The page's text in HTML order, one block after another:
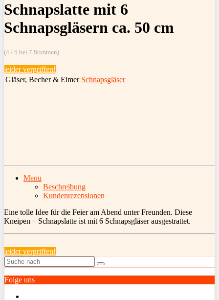
Schnapslatte mit 6
Schnapsgläsern ca. 50 cm
(4 / 5 bei 7 Stimmen)
leider vergriffen!
Gläser, Becher & Eimer Schnapsgläser
Menu
Beschreibung
Kundenrezensionen
Eine tolle Idee für die Feier am Abend unter Freunden. Diese
Kneipen – Schnapslatte ist mit 6 Schnapsgläser ausgestrattet.
leider vergriffen!
Folge uns